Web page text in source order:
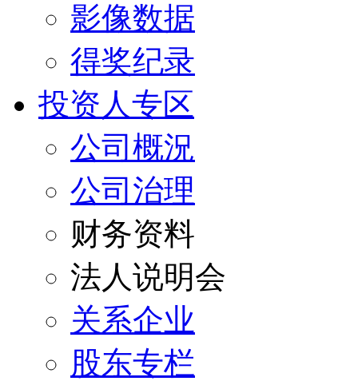
影像数据
得奖纪录
投资人专区
公司概況
公司治理
财务资料
法人说明会
关系企业
股东专栏